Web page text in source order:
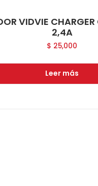
VIDVIE
2,4A
$ 25,000
Leer más